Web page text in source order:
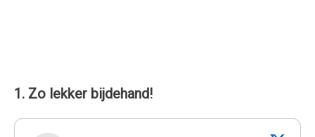
1. Zo lekker bijdehand!